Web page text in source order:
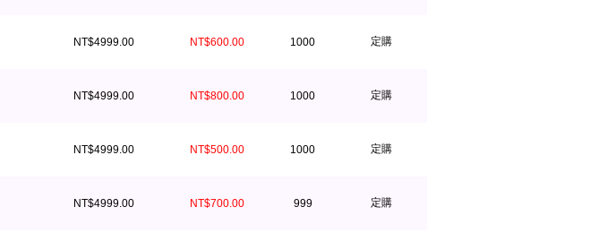
NT$4999.00 NT$600.00 1000 定購
NT$4999.00 NT$800.00 1000 定購
NT$4999.00 NT$500.00 1000 定購
NT$4999.00 NT$700.00 999 定購